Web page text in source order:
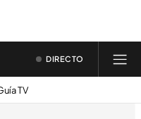
DIRECTO
TV